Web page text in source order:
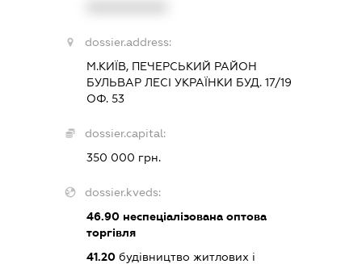
dossier.address:
М.КИЇВ, ПЕЧЕРСЬКИЙ РАЙОН
БУЛЬВАР ЛЕСІ УКРАЇНКИ БУД. 17/19
ОФ. 53
dossier.capital:
350 000 грн.
dossier.kveds:
46.90неспеціалізована оптова
торгівля
41.20будівництво житлових і